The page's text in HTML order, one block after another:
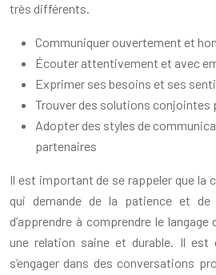
très différents.
Communiquer ouvertement et
Écouter attentivement et avec
Exprimer ses besoins et ses
Trouver des solutions conjointes
Adopter des styles de
partenaires
Il est important de se rappeler que la
qui demande de la patience et de
d’apprendre à comprendre le
une relation saine et durable. Il est
s’engager dans des conversations